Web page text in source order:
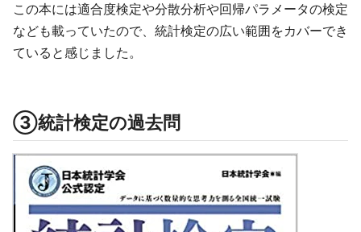
この本には適合度検定や分散分析や回帰パラメータの検定
なども載っていたので、統計検定の広い範囲をカバーでき
ていると感じました。
③統計検定の過去問